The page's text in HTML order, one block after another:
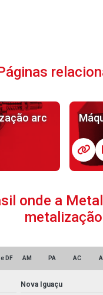
arc
onde a
DF AM PA AC
Nova Iguaçu